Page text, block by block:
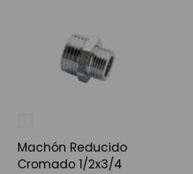
Machón Reducido
Cromado 1/2x3/4